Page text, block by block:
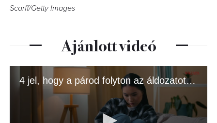
Scarff/Getty Images
Ajánlott videó
4 jel, hogy a párod folyton az áldozatot játssza